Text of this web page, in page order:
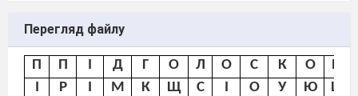
Перегляд файлу
П П І Д Г О Л О С К О В
І
Р І М К Щ С І О У Ю Ц